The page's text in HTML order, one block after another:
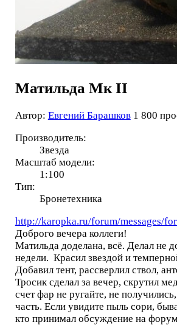
Матильда Мк II
Автор: Евгений Барашков 1 800
Производитель:
Звезда
Масштаб модели:
1:100
Тип:
Бронетехника
http://karopka.ru/forum/messages/
Доброго вечера коллеги!
Матильда доделана, всё. Делал не
недели. Красил звездой и
Добавил тент, рассверлил ствол,
Тросик сделал за вечер, скрутил
счет фар не ругайте, не
часть. Если увидите пыль сори,
кто принимал обсуждение на